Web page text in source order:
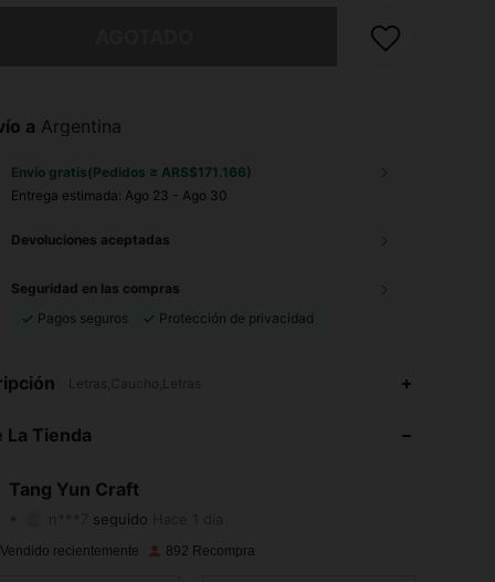
a Argentina
Envío gratis(Pedidos ≥ ARS$171.166)
Entrega estimada: Ago 23 - Ago 30
Devoluciones aceptadas
Seguridad en las compras
Pagos seguros
Protección de privacidad
Letras,Caucho,Letras
La Tienda
Tang Yun Craft
4,83
4,83 Calificación 82
recientemente 892 Recompra